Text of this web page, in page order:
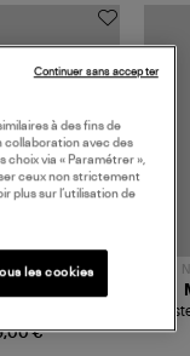
COLLECTION
€
à des fins de
collaboration avec des
choix via « Paramétrer »,
ceux non strictement
plus sur l’utilisation de
les cookies
Continuer sans accepter